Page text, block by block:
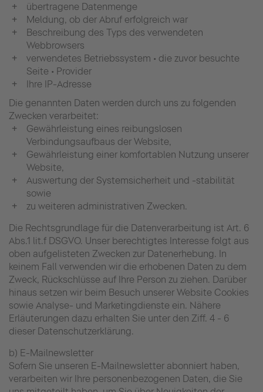
übertragene Datenmenge
Meldung, ob der Abruf erfolgreich war
Beschreibung des Typs des verwendeten
Webbrowsers
verwendetes Betriebssystem • die zuvor besuchte
Seite • Provider
Ihre IP-Adresse
Die genannten Daten werden durch uns zu folgenden
Zwecken verarbeitet:
Gewährleistung eines reibungslosen
Verbindungsaufbaus der Website,
Gewährleistung einer komfortablen Nutzung unserer
Website,
Auswertung der Systemsicherheit und -stabilität
sowie
zu weiteren administrativen Zwecken.
Die Rechtsgrundlage für die Datenverarbeitung ist Art. 6
Abs.1 lit.f DSGVO. Unser berechtigtes Interesse folgt aus
oben aufgelisteten Zwecken zur Datenerhebung. In
keinem Fall verwenden wir die erhobenen Daten zu dem
Zweck, Rückschlüsse auf Ihre Person zu ziehen. Darüber
hinaus setzen wir beim Besuch unserer Website Cookies
sowie Analyse- und Marketingdienste ein. Nähere
Erläuterungen dazu erhalten Sie unter den Ziff. 4 - 6
dieser Datenschutzerklärung.
b) E-Mailnewsletter
Sofern Sie unseren E-Mailnewsletter abonniert haben,
verarbeiten wir Ihre personenbezogenen Daten, die Sie